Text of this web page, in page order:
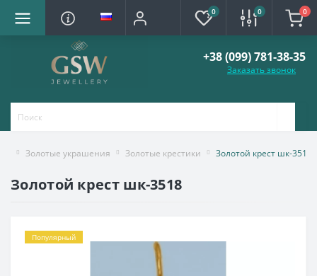
0 0 0
+38 (099) 781-38-35
Заказать звонок
Золотые украшения Золотые крестики Золотой крест шк-3518
Золотой крест шк-3518
Популярный